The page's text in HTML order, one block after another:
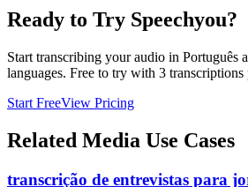
Ready to Try Speechyou?
Start transcribing your audio in Português
languages. Free to try with 3 transcriptions
Start FreeView Pricing
Related Media Use Cases
transcrição de entrevistas para